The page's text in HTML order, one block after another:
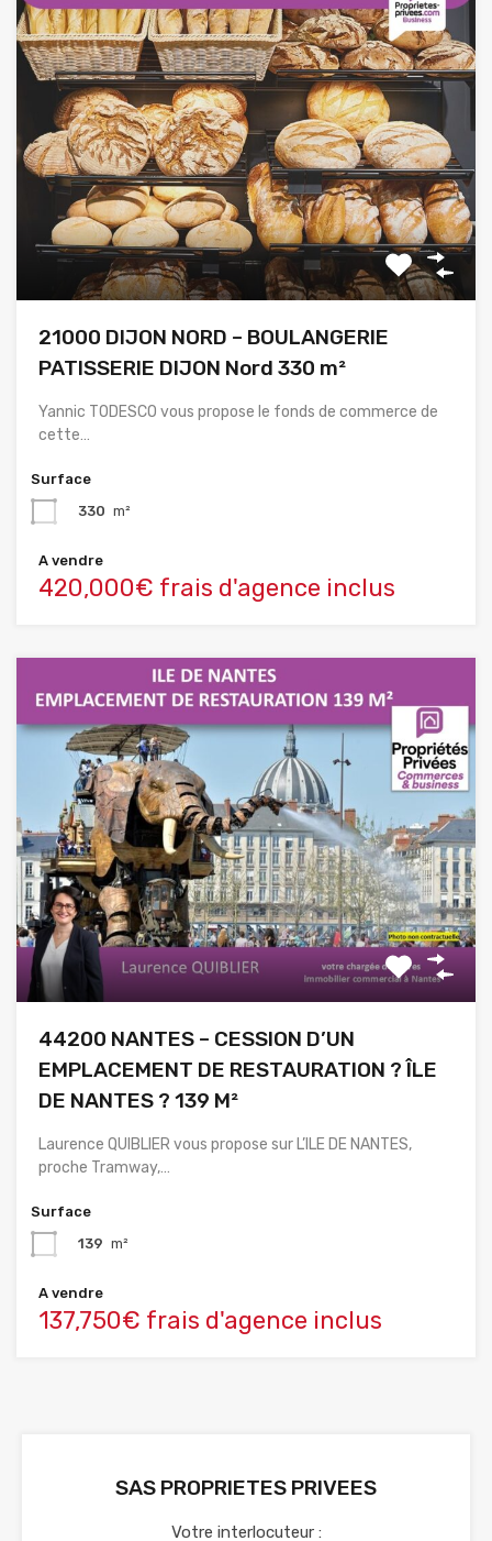
21000 DIJON NORD – BOULANGERIE
PATISSERIE DIJON Nord 330 m²
Yannic TODESCO vous propose le fonds de commerce de
cette…
Surface
330 m²
A vendre
420,000€ frais d'agence inclus
44200 NANTES – CESSION D’UN
EMPLACEMENT DE RESTAURATION ? ÎLE
DE NANTES ? 139 M²
Laurence QUIBLIER vous propose sur L’ILE DE NANTES,
proche Tramway,…
Surface
139 m²
A vendre
137,750€ frais d'agence inclus
SAS PROPRIETES PRIVEES
Votre interlocuteur :